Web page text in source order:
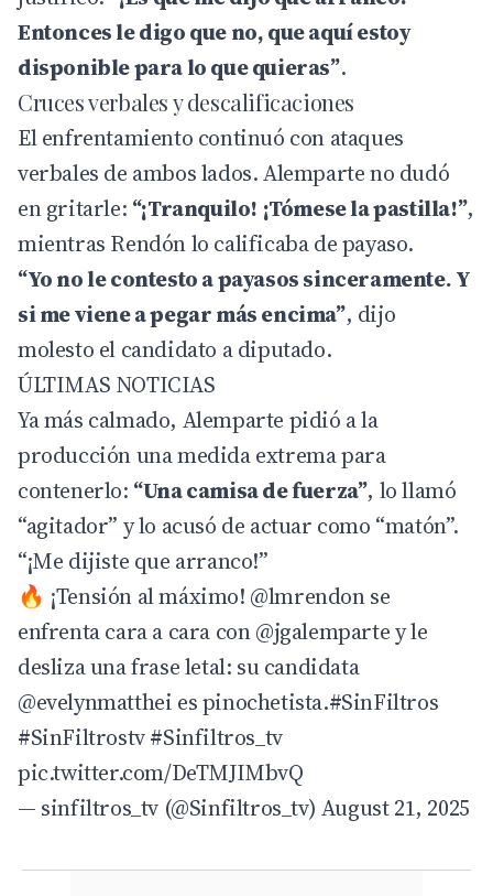
Entonces le digo que no, que aquí estoy
disponible para lo que quieras”.
Cruces verbales y descalificaciones
El enfrentamiento continuó con ataques
verbales de ambos lados. Alemparte no dudó
en gritarle: “¡Tranquilo! ¡Tómese la pastilla!”,
mientras Rendón lo calificaba de payaso.
“Yo no le contesto a payasos sinceramente. Y
si me viene a pegar más encima”, dijo
molesto el candidato a diputado.
ÚLTIMAS NOTICIAS
Ya más calmado, Alemparte pidió a la
producción una medida extrema para
contenerlo: “Una camisa de fuerza”, lo llamó
“agitador” y lo acusó de actuar como “matón”.
“¡Me dijiste que arranco!”
🔥 ¡Tensión al máximo! @lmrendonse
enfrenta cara a cara con@jgalempartey le
desliza una frase letal: su candidata
@evelynmatthei es pinochetista.#SinFiltros
#SinFiltrostv#Sinfiltros_tv
pic.twitter.com/DeTMJIMbvQ
— sinfiltros_tv (@Sinfiltros_tv) August 21, 2025